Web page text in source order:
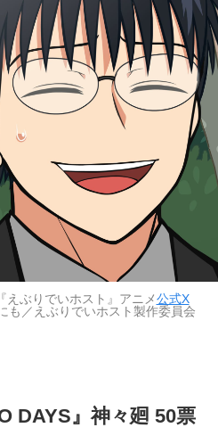
えぶりでいホスト』アニメ公式X
も／えぶりでいホスト製作委員会
DAYS』神々廻 50票